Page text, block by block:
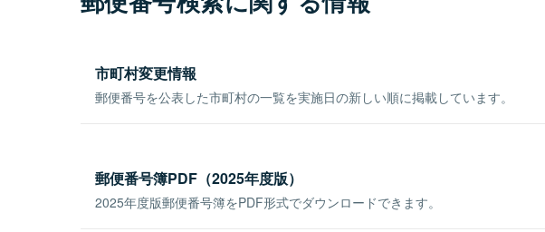
市町村変更情報
郵便番号を公表した市町村の一覧を実施日の新しい順に掲載しています。
郵便番号簿PDF（2025年度版）
2025年度版郵便番号簿をPDF形式でダウンロードできます。